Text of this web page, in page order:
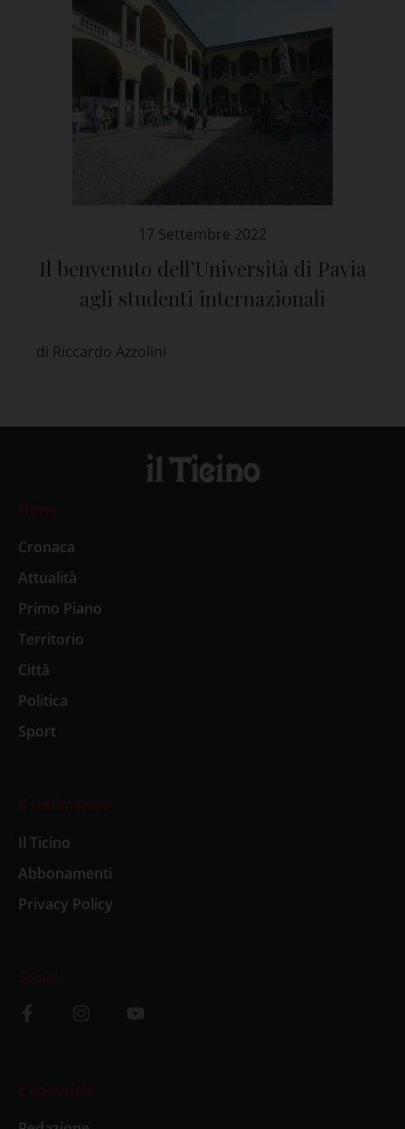
17 Settembre 2022
Il benvenuto dell’Università di Pavia
agli studenti internazionali
di Riccardo Azzolini
News
Cronaca
Attualità
Primo Piano
Territorio
Città
Politica
Sport
Il settimanale
Il Ticino
Abbonamenti
Privacy Policy
Social
L’editoriale